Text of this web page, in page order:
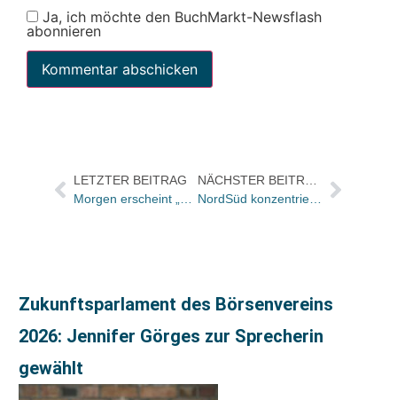
Ja, ich möchte den BuchMarkt-Newsflash
abonnieren
LETZTER BEITRAG
Morgen erscheint „Bis(s) zum ersten Sonnenstrahl“ / Carlsen ruft Fans zum Rekordversuch auf
NÄCHSTER BEITRAG
NordSüd konzentriert Auslandsgeschäft / Anne Luuka verlässt den Verlag
Zukunftsparlament des Börsenvereins
2026: Jennifer Görges zur Sprecherin
gewählt